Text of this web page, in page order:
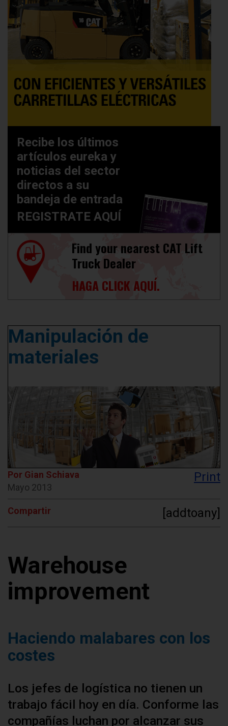
Recibe los últimos
artículos eureka y
noticias del sector
directos a su
bandeja de entrada
REGISTRATE AQUÍ
Find your nearest CAT Lift
Truck Dealer
HAGA CLICK AQUÍ.
Manipulación de
materiales
Por Gian Schiava
Mayo 2013
Print
Compartir [addtoany]
Warehouse
improvement
Haciendo malabares con los
costes
Los jefes de logística no tienen un
trabajo fácil hoy en día. Conforme las
compañías luchan por alcanzar sus